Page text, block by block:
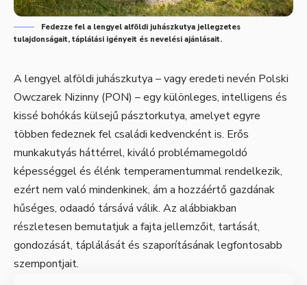
Fedezze fel a lengyel alföldi juhászkutya jellegzetes
tulajdonságait, táplálási igényeit és nevelési ajánlásait.
A lengyel alföldi juhászkutya – vagy eredeti nevén Polski
Owczarek Nizinny (PON) – egy különleges, intelligens és
kissé bohókás külsejű pásztorkutya, amelyet egyre
többen fedeznek fel családi kedvencként is. Erős
munkakutyás háttérrel, kiváló problémamegoldó
képességgel és élénk temperamentummal rendelkezik,
ezért nem való mindenkinek, ám a hozzáértő gazdának
hűséges, odaadó társává válik. Az alábbiakban
részletesen bemutatjuk a fajta jellemzőit, tartását,
gondozását, táplálását és szaporításának legfontosabb
szempontjait.